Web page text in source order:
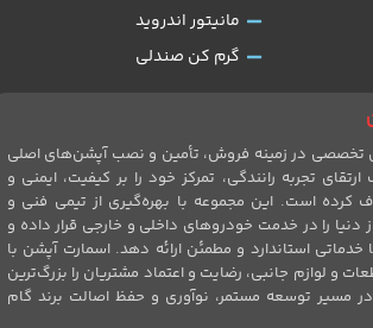
تخصصی در زمینه فروش، تأمین و نصب آپشن‌های اصلی
تجربه رانندگی، تمرکز خود را بر کیفیت، ایمنی و
کرده است. این مجموعه با بهره‌گیری از تیمی فنی و
دنیا را در خدمت خودروهای داخلی و خارجی قرار داده و
استاندارد و مطمئن ارائه دهد. اسمارت آپشن با
و لوازم جانبی، رضایت و اعتماد مشتریان را بزرگ‌ترین
مسیر توسعه مستمر، نوآوری و حفظ اصالت برند گام
مانیتور اندروید
گرم کن صندلی